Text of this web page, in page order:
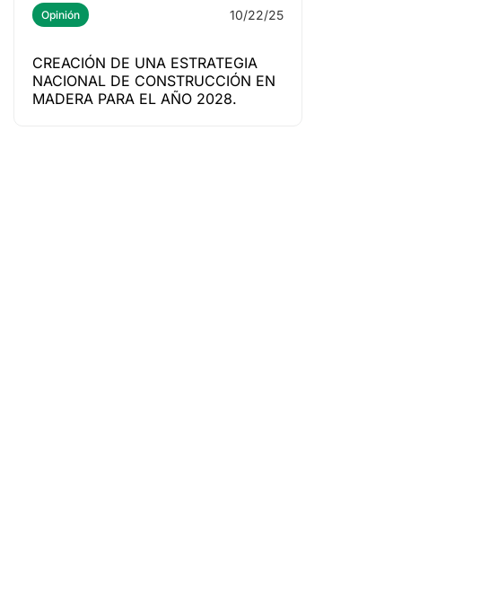
Opinión 10/22/25
CREACIÓN DE UNA ESTRATEGIA
NACIONAL DE CONSTRUCCIÓN EN
MADERA PARA EL AÑO 2028.